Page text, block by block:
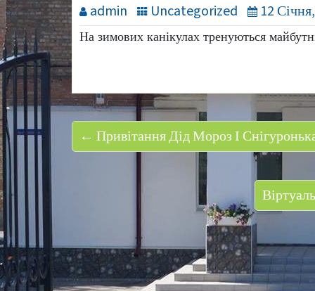
admin Uncategorized 12
На зимових канікулах тренуються
← Привітання Дід Мороз І